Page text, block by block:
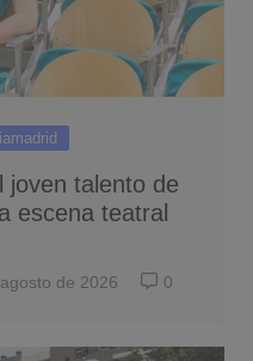
joven talento de
escena teatral
de 2026 0